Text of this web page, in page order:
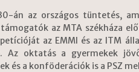
án az országos tüntetés,
az MTA székháza
az EMMI és az ITM
Az oktatás a gyermekek
és a konföderációk is a PSZ